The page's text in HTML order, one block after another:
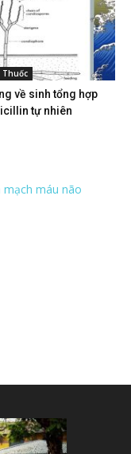
Thuốc
về sinh tổng hợp
tự nhiên